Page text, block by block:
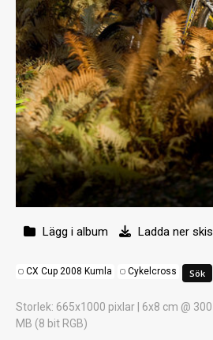
Lägg i album Ladda ner
CX Cup 2008 Kumla Cykelcross
Storlek: 665x1000 pixlar | 6x8 cm @
MB (8 bit RGB)